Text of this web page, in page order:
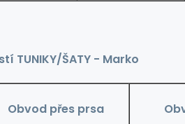
TUNIKY/ŠATY - Marko
Obvod přes prsa